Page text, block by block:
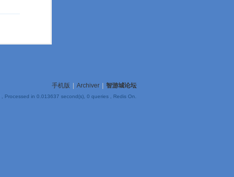
手机版 Archiver 智游城论坛
, Processed in 0.013637 second(s), 0 queries , Redis On.